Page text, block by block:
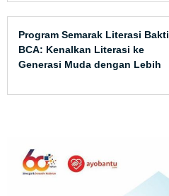
Program Semarak Literasi Bakti
BCA: Kenalkan Literasi ke
Generasi Muda dengan Lebih